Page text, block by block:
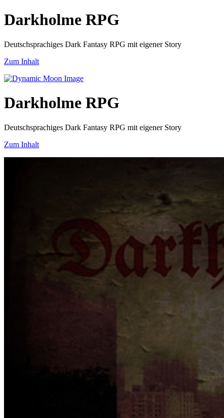
Darkholme RPG
Deutschsprachiges Dark Fantasy RPG mit eigener Story
Zum Inhalt
Darkholme RPG
Deutschsprachiges Dark Fantasy RPG mit eigener Story
Zum Inhalt